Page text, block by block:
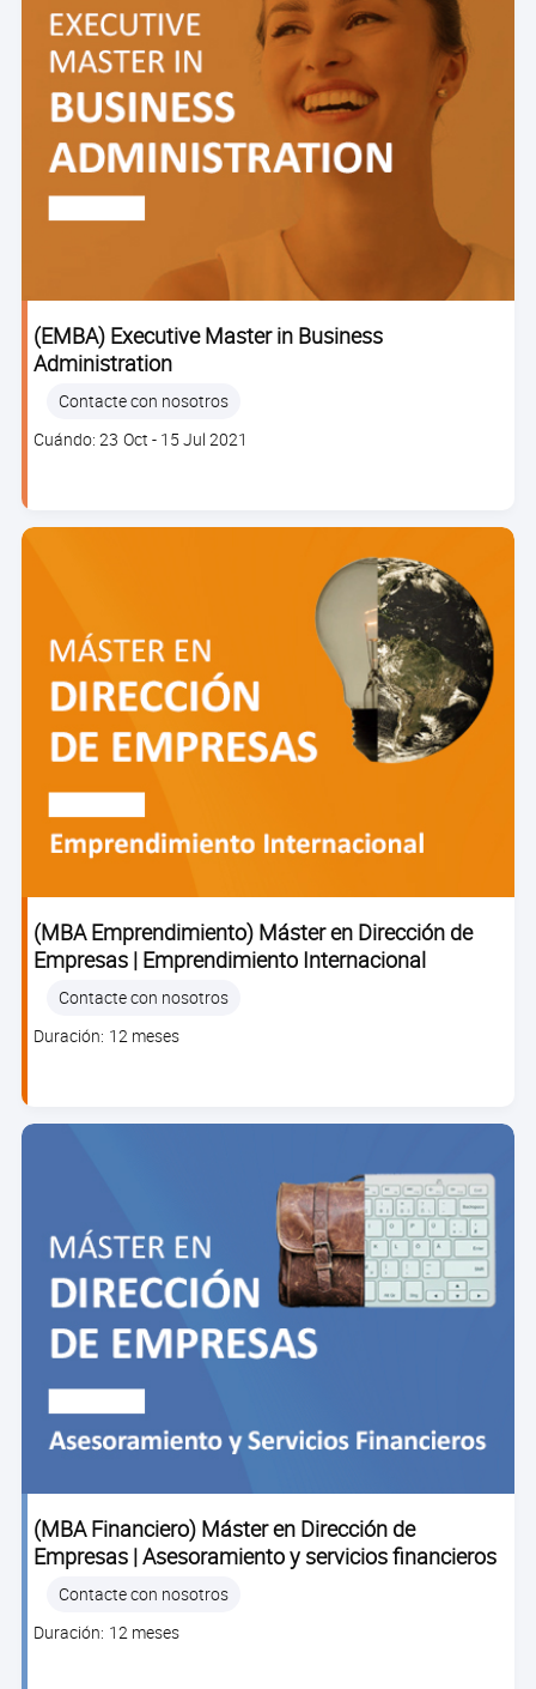
(EMBA) Executive Master in Business
Administration
Contacte con nosotros
Clase
Cuándo: 23 Oct - 15 Jul 2021
(MBA Emprendimiento) Máster en Dirección de
Empresas | Emprendimiento Internacional
Contacte con nosotros
Clase
Duración: 12 meses
(MBA Financiero) Máster en Dirección de
Empresas | Asesoramiento y servicios financieros
Contacte con nosotros
Clase
Duración: 12 meses